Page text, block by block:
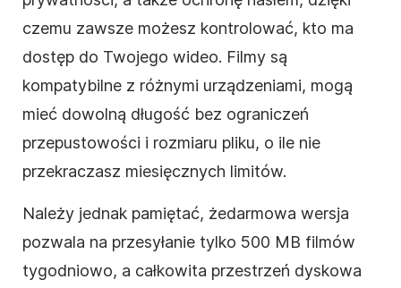
czemu zawsze możesz kontrolować, kto ma
dostęp do Twojego wideo. Filmy są
kompatybilne z różnymi urządzeniami, mogą
mieć dowolną długość bez ograniczeń
przepustowości i rozmiaru pliku, o ile nie
przekraczasz miesięcznych limitów.
Należy jednak pamiętać, żedarmowa wersja
pozwala na przesyłanie tylko 500 MB filmów
tygodniowo, a całkowita przestrzeń dyskowa